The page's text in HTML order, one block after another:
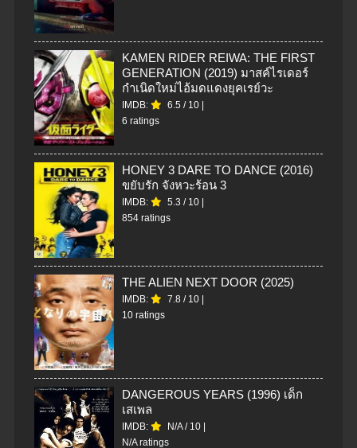
KAMEN RIDER REIWA: THE FIRST
GENERATION (2019) มาสค์ไรเดอร์
กำเนิดใหม่ไอ้มดแดงยุคเรย์วะ
IMDB: 6.5 / 10 |
6 ratings
HONEY 3 DARE TO DANCE (2016)
ขยับรัก จังหวะร้อน 3
IMDB: 5.3 / 10 |
854 ratings
THE ALIEN NEXT DOOR (2025)
IMDB: 7.8 / 10 |
10 ratings
DANGEROUS YEARS (1996) เด็ก
เสเพล
IMDB: N/A/ 10 |
N/A ratings